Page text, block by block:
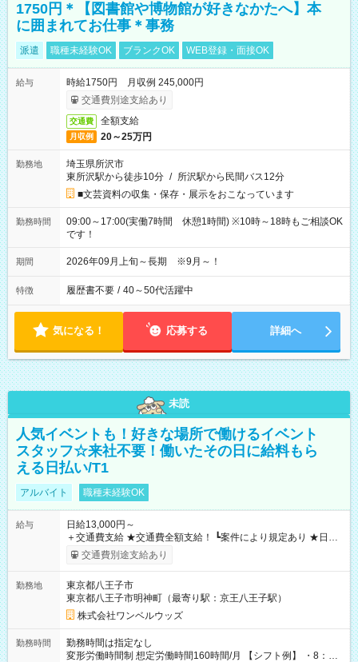
1750円＊【図書館や博物館が好きなかたへ】本
に囲まれてお仕事＊事務
派遣 職種未経験OK ブランクOK WEB登録・面接OK
給与
時給1750円 月収例 245,000円
交通費別途支給あり
交通費 全額支給
月収例 20～25万円
勤務地
埼玉県所沢市
東所沢駅から徒歩10分 / 所沢駅から民間バス12分
■文芸資料の収集・保存・展示をおこなっています
勤務時間
09:00～17:00(実働7時間 休憩1時間) ※10時～18時もご相談OK
です！
期間 2026年09月上旬～長期 ※9月～！
特徴 履歴書不要 / 40～50代活躍中
気になる！ 応募する 詳細へ
未読
人気イベントも！好きな場所で働けるイベント
スタッフ☆来社不要！働いたその日に給料もら
える日払い/T1
アルバイト 職種未経験OK
給与
日給13,000円～
＋交通費支給 ★交通費全額支給！ ┗案件により規定あり ★日払
いOK！（規定あり） ┗働いたその日に現金GET♪ お仕事後はコ
ンビニATMから 日払い分を引き落とせます！ 【試用期間】試
交通費別途支給あり
勤務地
東京都八王子市
東京都八王子市明神町（最寄り駅：京王八王子駅）
株式会社ワンベルウッズ
勤務時間
勤務時間は指定なし
変形労働時間制 想定労働時間160時間/月 【シフト例】 ・8：00